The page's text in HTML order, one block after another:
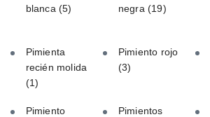
blanca (5)
negra (19)
Pimienta
recién molida
(1)
Pimiento rojo
(3)
Pimiento
Pimientos